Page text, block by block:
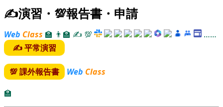
✍演習・💯報告書・申請
Web Class 🏫 👨‍🏫 ✍ 💯
……
✍ 平常演習
💯 課外報告書 Web Class
🏫